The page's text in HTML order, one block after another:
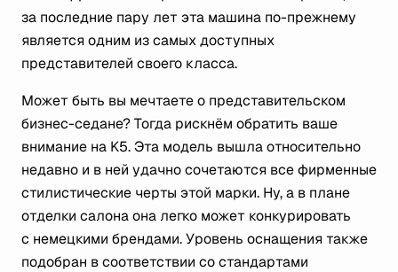
за последние пару лет эта машина по-прежнему
является одним из самых доступных
представителей своего класса.
Может быть вы мечтаете о представительском
бизнес-седане? Тогда рискнём обратить ваше
внимание на K5. Эта модель вышла относительно
недавно и в ней удачно сочетаются все фирменные
стилистические черты этой марки. Ну, а в плане
отделки салона она легко может конкурировать
с немецкими брендами. Уровень оснащения также
подобран в соответствии со стандартами